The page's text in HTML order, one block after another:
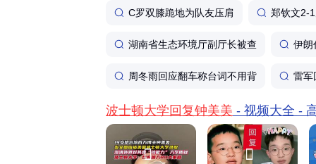
C罗双膝跪地为队友压肩 郑钦文2-
湖南省生态环境厅副厅长被查 伊朗
周冬雨回应翻车称台词不用背 雷军
波士顿大学回复钟美美 - 视频大全 -
 